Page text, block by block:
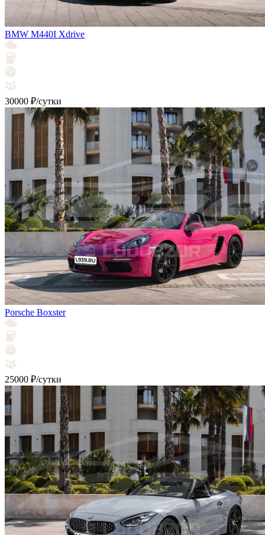
BMW M440I Xdrive
30000 ₽/сутки
Porsche Boxster
25000 ₽/сутки